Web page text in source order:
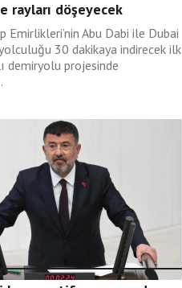
rayları döşeyecek
Emirlikleri’nin Abu Dabi ile Dubai
30 dakikaya indirecek ilk
demiryolu projesinde